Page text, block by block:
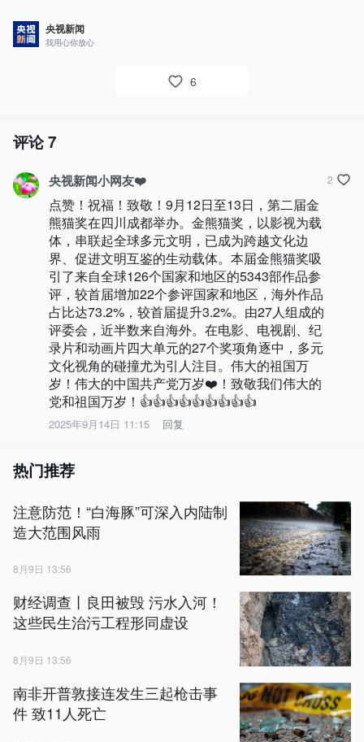
央视新闻
我用心你放心
6
评论7
央视新闻小网友❤️
点赞！祝福！致敬！9月12日至13日，第二届金
熊猫奖在四川成都举办。金熊猫奖，以影视为载
体，串联起全球多元文明，已成为跨越文化边
界、促进文明互鉴的生动载体。本届金熊猫奖吸
引了来自全球126个国家和地区的5343部作品参
评，较首届增加22个参评国家和地区，海外作品
占比达73.2%，较首届提升3.2%。由27人组成的
评委会，近半数来自海外。在电影、电视剧、纪
录片和动画片四大单元的27个奖项角逐中，多元
文化视角的碰撞尤为引人注目。伟大的祖国万
岁！伟大的中国共产党万岁❤️！致敬我们伟大的
党和祖国万岁！👍👍👍👍👍👍👍👍👍
2025年9月14日 11:15 回复
2
热门推荐
注意防范！“白海豚”可深入内陆制
造大范围风雨
8月9日 13:56
财经调查丨良田被毁 污水入河！
这些民生治污工程形同虚设
8月9日 13:56
南非开普敦接连发生三起枪击事
件 致11人死亡